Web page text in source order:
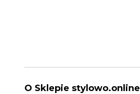
O Sklepie stylowo.online